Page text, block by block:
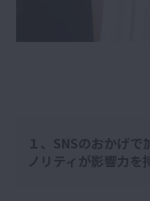
１、SNSのおかげ
ノリティが影響力を